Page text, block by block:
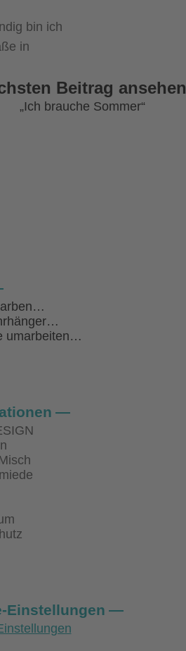
bin ich
in
Beitrag ansehen
„Ich brauche Sommer“
umarbeiten…
Einstellungen